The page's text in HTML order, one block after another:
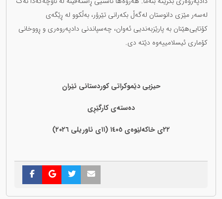
لەسەر مێزی دانوستان لەگەڵ بکەرانی تێرۆر، بەڵکوو لە ڕێگەی
کۆتایی‌هێنان بە پارێزبەندیی ئەوان، چەسپاندنی دادپەروەری و ڕووخانی
کۆماری ئیسلامییەوە دێتە دی.
حیزبی دێموکراتی کوردستانی ئێران
دەستەی کارگێڕی
٢٢ی خاکەلێوەی ١٤٠٥ (١١ی ئاوریلی ٢٠٢٦)